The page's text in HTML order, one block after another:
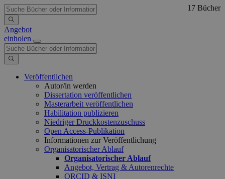
Angebot
einholen
Veröffentlichen
Autor/in werden
Dissertation veröffentlichen
Masterarbeit veröffentlichen
Habilitation publizieren
Niedriger Druckkostenzuschuss
Open Access-Publikation
Informationen zur Veröffentlichung
Organisatorischer Ablauf
Organisatorischer Ablauf
Angebot, Vertrag & Autorenrechte
ORCID & ISNI
17 Bücher